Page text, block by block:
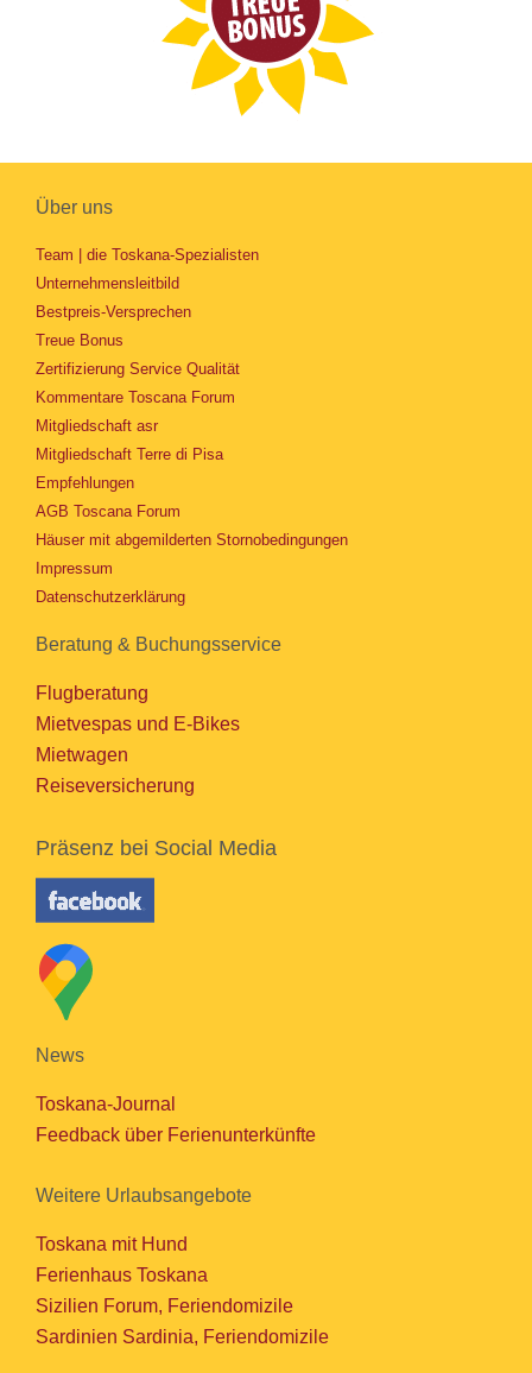
Über uns
Team | die Toskana-Spezialisten
Unternehmensleitbild
Bestpreis-Versprechen
Treue Bonus
Zertifizierung Service Qualität
Kommentare Toscana Forum
Mitgliedschaft asr
Mitgliedschaft Terre di Pisa
Empfehlungen
AGB Toscana Forum
Häuser mit abgemilderten Stornobedingungen
Impressum
Datenschutzerklärung
Beratung & Buchungsservice
Flugberatung
Mietvespas und E-Bikes
Mietwagen
Reiseversicherung
Präsenz bei Social Media
News
Toskana-Journal
Feedback über Ferienunterkünfte
Weitere Urlaubsangebote
Toskana mit Hund
Ferienhaus Toskana
Sizilien Forum, Feriendomizile
Sardinien Sardinia, Feriendomizile